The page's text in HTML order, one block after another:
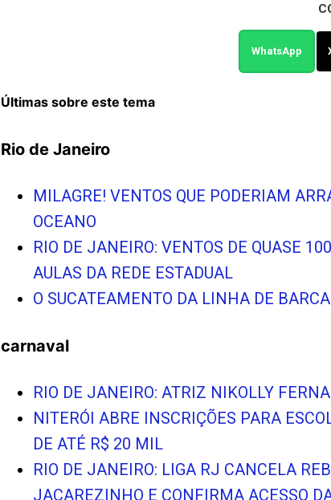
WhatsApp
Últimas sobre este tema
Rio de Janeiro
MILAGRE! VENTOS QUE PODERIAM
OCEANO
RIO DE JANEIRO: VENTOS DE QUASE
AULAS DA REDE ESTADUAL
O SUCATEAMENTO DA LINHA DE
carnaval
RIO DE JANEIRO: ATRIZ NIKOLLY
NITERÓI ABRE INSCRIÇÕES PARA
DE ATÉ R$ 20 MIL
RIO DE JANEIRO: LIGA RJ CANCELA
JACAREZINHO E CONFIRMA ACESSO